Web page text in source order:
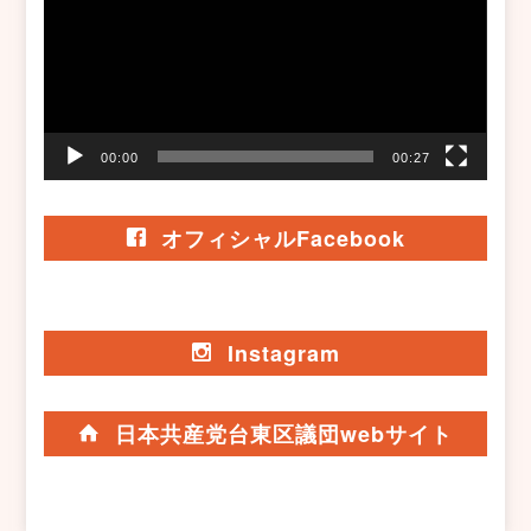
00:00 00:27
オフィシャルFacebook
Instagram
日本共産党台東区議団webサイト